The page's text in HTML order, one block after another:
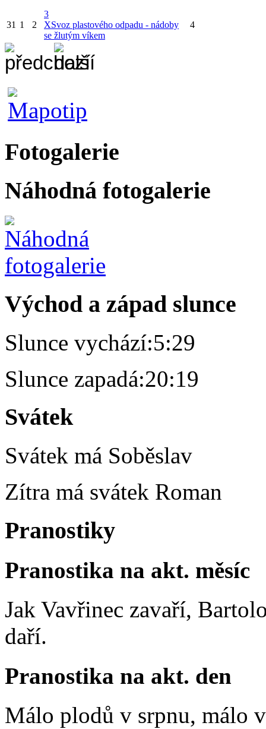
31 1 2
3
XSvoz plastového odpadu - nádoby
se žlutým víkem
4
Fotogalerie
Náhodná fotogalerie
Východ a západ slunce
Slunce vychází:5:29
Slunce zapadá:20:19
Svátek
Svátek má Soběslav
Zítra má svátek Roman
Pranostiky
Pranostika na akt. měsíc
Jak Vavřinec zavaří,
daří.
Pranostika na akt. den
Málo plodů v srpnu, málo